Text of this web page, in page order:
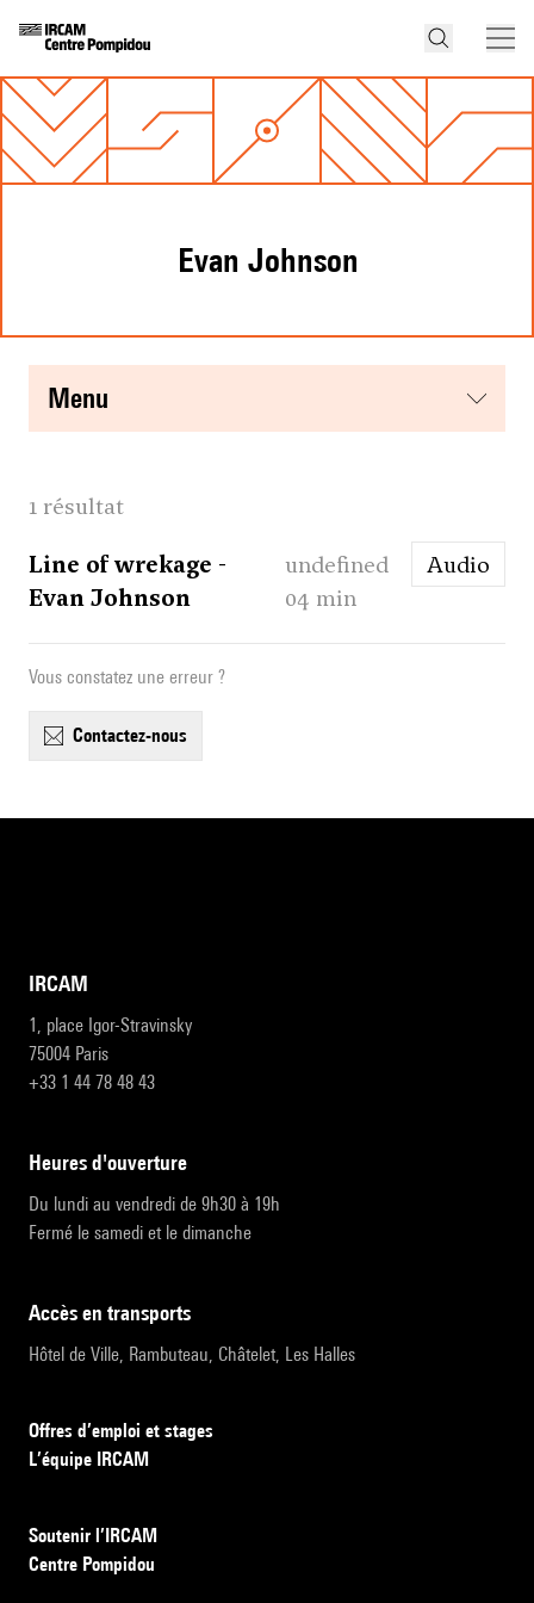
Evan Johnson
menu
1 résultat
Line of wrekage -
Evan Johnson
undefined
04 min
Audio
Vous constatez une erreur ?
contactez-nous
IRCAM
1, place Igor-Stravinsky
75004 Paris
+33 1 44 78 48 43
heures d'ouverture
Du lundi au vendredi de 9h30 à 19h
Fermé le samedi et le dimanche
accès en transports
Hôtel de Ville, Rambuteau, Châtelet, Les Halles
Offres d’emploi et stages
L’équipe IRCAM
Soutenir l’IRCAM
Centre Pompidou